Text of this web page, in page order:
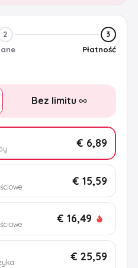
2 3
Płatność
Bez limitu
€ 6,89
€ 15,59
€ 16,49
€ 25,59